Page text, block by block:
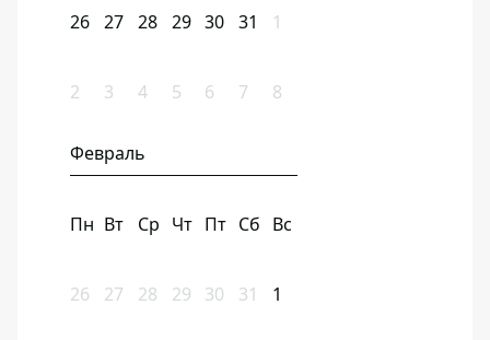
26 27 28 29 30 31 1
2 3 4 5 6 7 8
Февраль
Пн Вт Ср Чт Пт Сб Вс
26 27 28 29 30 31 1